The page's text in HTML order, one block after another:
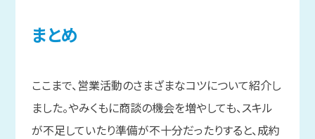
まとめ
ここまで、営業活動のさまざまなコツについて紹介し
ました。やみくもに商談の機会を増やしても、スキル
が不足していたり準備が不十分だったりすると、成約